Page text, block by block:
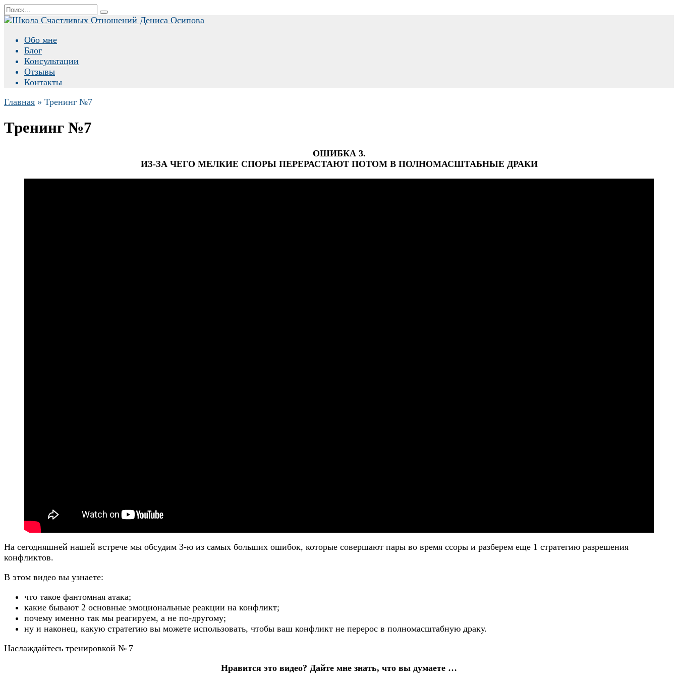
Перейти
к
Search
for:
Обо мне
Блог
Консультации
Отзывы
Контакты
Главная » Тренинг №7
Тренинг №7
ОШИБКА 3.
ИЗ-ЗА ЧЕГО МЕЛКИЕ СПОРЫ ПЕРЕРАСТАЮТ ПОТОМ В ПОЛНОМАСШТАБНЫЕ ДРАКИ
На сегодняшней нашей встрече мы обсудим 3-ю из самых больших ошибок, которые совершают пары во время ссоры и разберем еще 1 стратегию разрешения
конфликтов.
В этом видео вы узнаете:
что такое фантомная атака;
какие бывают 2 основные эмоциональные реакции на конфликт;
почему именно так мы реагируем, а не по-другому;
ну и наконец, какую стратегию вы можете использовать, чтобы ваш конфликт не перерос в полномасштабную драку.
Наслаждайтесь тренировкой № 7
Нравится это видео? Дайте мне знать, что вы думаете …